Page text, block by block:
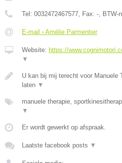
Tel: 0032472467577 , Fax: - , BTW-
E-mail › Amélie Parmentier
Website: https://
▼
U kan bij mij terecht voor Manuele
laten ▼
manuele therapie,
▼
Er wordt gewerkt op afspraak.
Laatste facebook posts ▼